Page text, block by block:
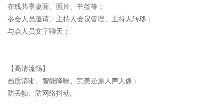
在线共享桌面、照片、书签等；
参会人员邀请、主持人会议管理、主持人转移；
与会人员文字聊天；
【高清流畅】
画质清晰、智能降噪、完美还原人声人像；
防丢帧、防网络抖动。